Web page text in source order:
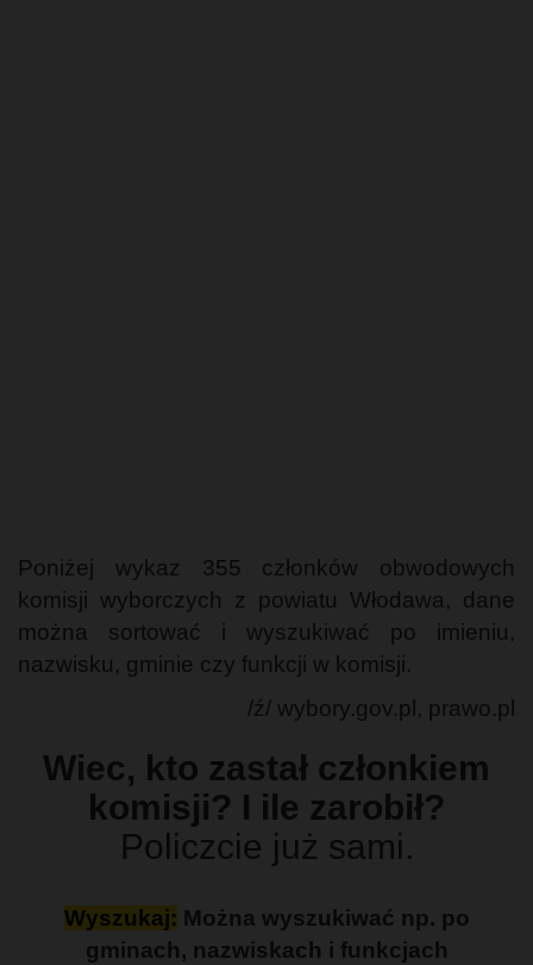
Poniżej wykaz 355 członków obwodowych
komisji wyborczych z powiatu Włodawa, dane
można sortować i wyszukiwać po imieniu,
nazwisku, gminie czy funkcji w komisji.
/ź/ wybory.gov.pl, prawo.pl
Wiec, kto zastał członkiem
komisji? I ile zarobił?
Policzcie już sami.
Wyszukaj: Można wyszukiwać np. po
gminach, nazwiskach i funkcjach